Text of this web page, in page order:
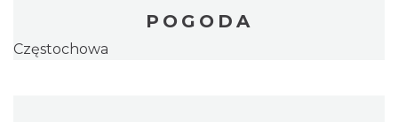
POGODA
Częstochowa